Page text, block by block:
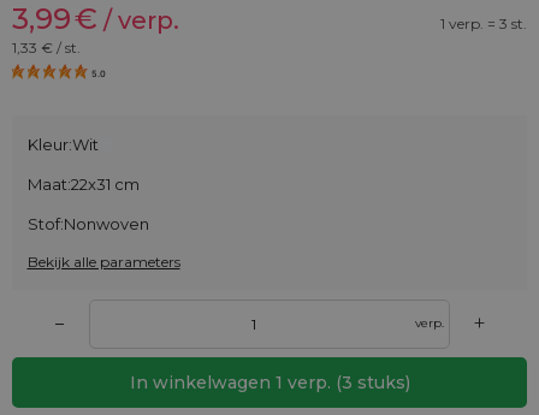
3,99€ / verp.
1 verp. = 3 st.
1,33 € / st.
5.0
Kleur:Wit
Maat:22x31 cm
Stof:Nonwoven
Bekijk alle parameters
– verp. +
In winkelwagen 1 verp. (3 stuks)